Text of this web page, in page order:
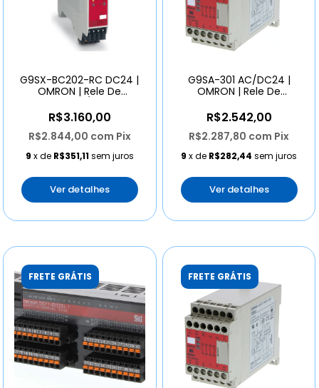
G9SX-BC202-RC DC24 |
OMRON | Rele De
R$3.160,00
R$2.844,00 com Pix
9 x de R$351,11sem juros
Ver detalhes
G9SA-301 AC/DC24 |
OMRON | Rele De
R$2.542,00
R$2.287,80 com Pix
9 x de R$282,44 sem juros
Ver detalhes
FRETE GRÁTIS FRETE GRÁTIS